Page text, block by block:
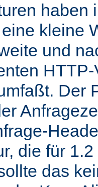
haben
kleine
und
Der
die für
das